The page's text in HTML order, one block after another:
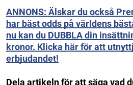
ANNONS: Älskar du också
har bäst odds på världens
nu kan du DUBBLA din
kronor. Klicka här för att
erbjudandet!
Dela artikeln för att säga vad